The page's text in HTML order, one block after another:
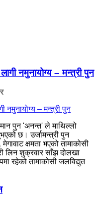
नमुनायोग्य – मन्त्री पुन
पुन 'अनन्त' ले माथिल्लो
छ। उर्जामन्त्री पुन
क्षमता भएको तामाकोसी
लिन शुक्रवार साँझ दोलखा
रहेको तामाकोसी जलविद्युत